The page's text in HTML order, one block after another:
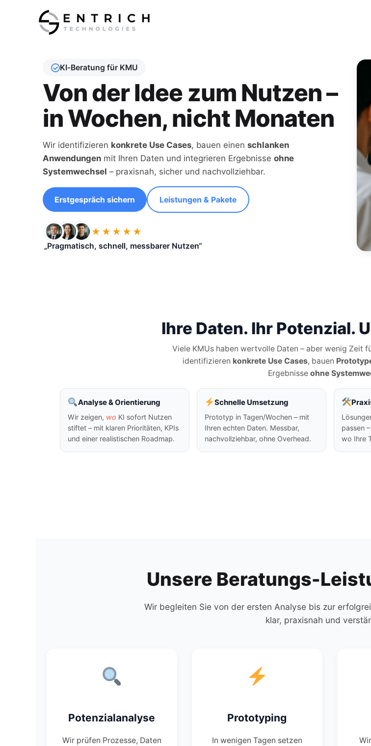
Skip to main content
KI‑Beratung für KMU
Von der Idee zum Nutzen –
in Wochen, nicht Monaten
Wir identifizieren konkrete Use Cases, bauen einen schlanken
Anwendungen mit Ihren Daten und integrieren Ergebnisse ohne
Systemwechsel – praxisnah, sicher und nachvollziehbar.
Erstgespräch sichern Leistungen & Pakete
★★★★★
„Pragmatisch, schnell, messbarer Nutzen“
Ihre Daten. Ihr Potenzial.
Viele KMUs haben wertvolle Daten – aber wenig Zeit
identifizieren konkrete Use Cases, bauen
Ergebnisse ohne
Analyse & Orientierung
Wir zeigen, wo KI sofort Nutzen
stiftet – mit klaren Prioritäten, KPIs
und einer realistischen Roadmap.
Schnelle Umsetzung
Prototyp in Tagen/Wochen – mit
Ihren echten Daten. Messbar,
nachvollziehbar, ohne Overhead.
passen
wo Ihre
Unsere Beratungs-
Wir begleiten Sie von der ersten Analyse bis zur
klar, praxisnah und
Potenzialanalyse
Wir prüfen Prozesse, Daten
Prototyping
In wenigen Tagen setzen